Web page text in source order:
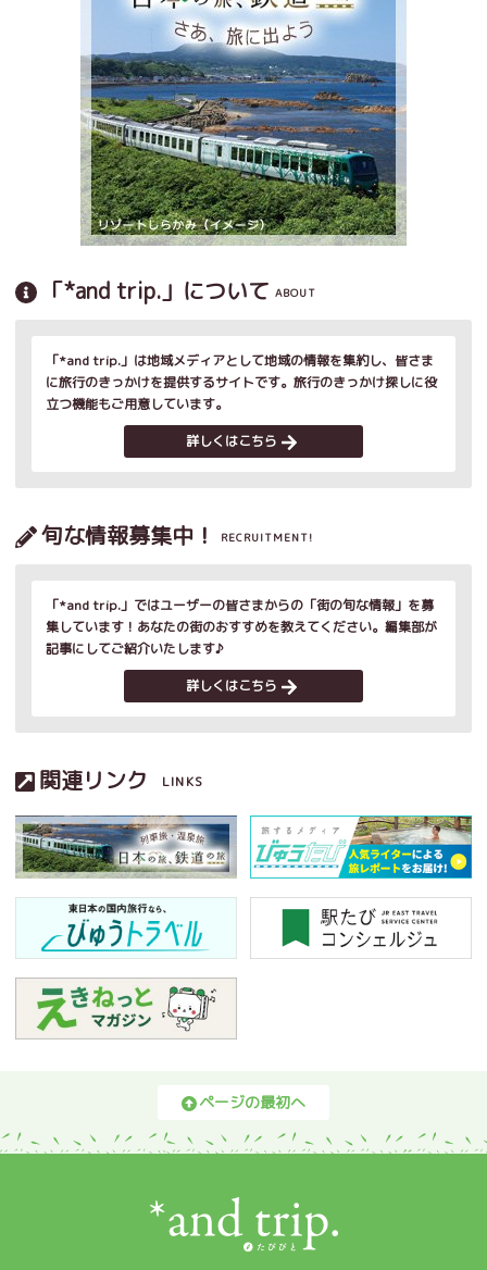
「*and trip.」について ABOUT
「*and trip.」は地域メディアとして地域の情報を集約し、皆さま
に旅行のきっかけを提供するサイトです。旅行のきっかけ探しに役
立つ機能もご用意しています。
詳しくはこちら
旬な情報募集中！ RECRUITMENT!
「*and trip.」ではユーザーの皆さまからの「街の旬な情報」を募
集しています！あなたの街のおすすめを教えてください。編集部が
記事にしてご紹介いたします♪
詳しくはこちら
関連リンク LINKS
ページの最初へ